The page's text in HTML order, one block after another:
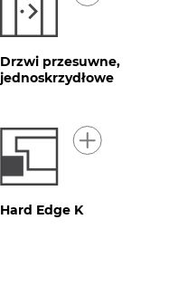
Drzwi przesuwne,
jednoskrzydłowe
Hard Edge K